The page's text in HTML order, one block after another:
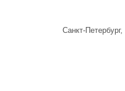
Санкт-Петербург,